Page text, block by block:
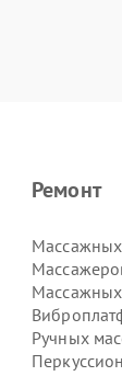
Ремонт
Ручных